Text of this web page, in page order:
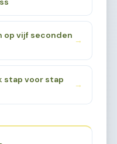
op vijf seconden
→
stap voor stap
→